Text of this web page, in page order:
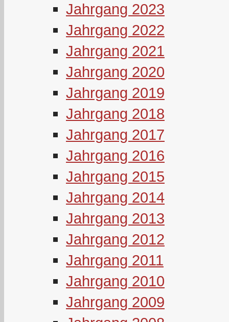
Jahrgang 2023
Jahrgang 2022
Jahrgang 2021
Jahrgang 2020
Jahrgang 2019
Jahrgang 2018
Jahrgang 2017
Jahrgang 2016
Jahrgang 2015
Jahrgang 2014
Jahrgang 2013
Jahrgang 2012
Jahrgang 2011
Jahrgang 2010
Jahrgang 2009